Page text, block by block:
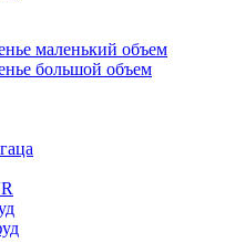
маленький объем
большой объем